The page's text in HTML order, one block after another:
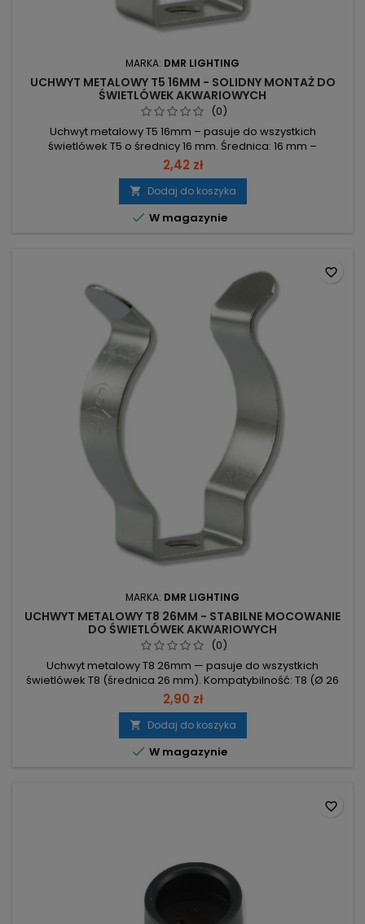
MARKA: DMR LIGHTING
UCHWYT METALOWY T5 16MM - SOLIDNY MONTAŻ DO
ŚWIETLÓWEK AKWARIOWYCH
(0)
Uchwyt metalowy T5 16mm – pasuje do wszystkich
świetlówek T5 o średnicy 16 mm. Średnica: 16 mm –
kompatybilny z świetlówkami T5. Materiał: metal – element
montażowy wykonany z metalu. Kompatybilność: pasuje do
wszystkich świetlówek T5.
2,42 zł
 Dodaj do koszyka
 W magazynie
MARKA: DMR LIGHTING
UCHWYT METALOWY T8 26MM - STABILNE MOCOWANIE
DO ŚWIETLÓWEK AKWARIOWYCH
(0)
Uchwyt metalowy T8 26mm — pasuje do wszystkich
świetlówek T8 (średnica 26 mm). Kompatybilność: T8 (Ø 26
mm) – pełne dopasowanie do świetlówek T8. Materiał: metal
– solidna konstrukcja uchwytu. Przeznaczenie: montaż
świetlówek T8 – uniwersalny uchwyt.
2,90 zł
 Dodaj do koszyka
 W magazynie
favorite_border
favorite_border